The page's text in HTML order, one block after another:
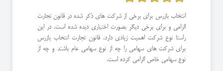
انتخاب بازرس برای برخی از شرکت های ذکر شده در قانون تجارت
الزامی و برای برخی دیگر بصورت اختیاری دیده شده است. در این
راستا نوع شرکت اهمیت زیادی دارد. قانون تجارت انتخاب بازرس
برای شرکت های سهامی را چه از نوع سهامی عام باشند و چه از
نوع سهامی خاص الزامی کرده است.